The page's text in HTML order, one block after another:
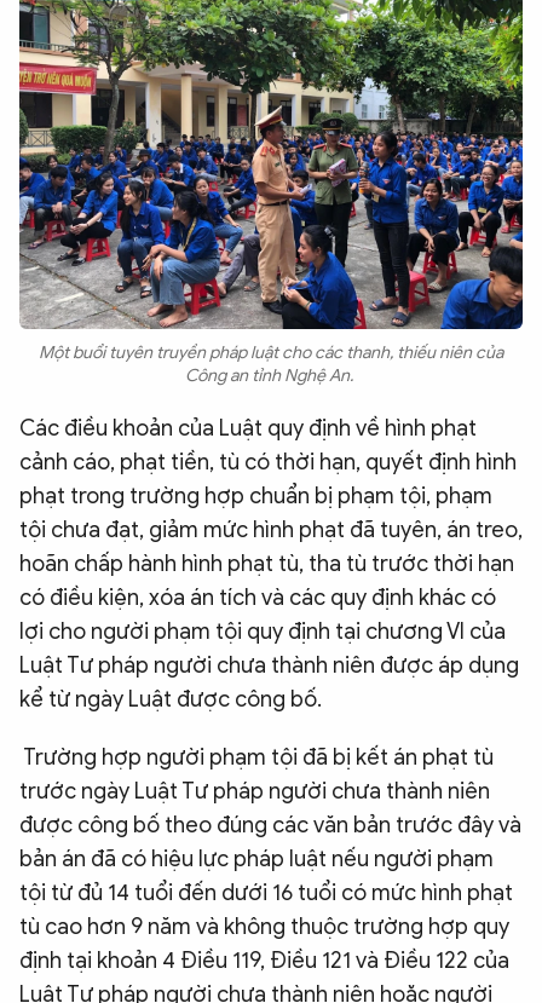
Một buổi tuyên truyền pháp luật cho các thanh, thiếu niên của
Công an tỉnh Nghệ An.
Các điều khoản của Luật quy định về hình phạt
cảnh cáo, phạt tiền, tù có thời hạn, quyết định hình
phạt trong trường hợp chuẩn bị phạm tội, phạm
tội chưa đạt, giảm mức hình phạt đã tuyên, án treo,
hoãn chấp hành hình phạt tù, tha tù trước thời hạn
có điều kiện, xóa án tích và các quy định khác có
lợi cho người phạm tội quy định tại chương VI của
Luật Tư pháp người chưa thành niên được áp dụng
kể từ ngày Luật được công bố.
Trường hợp người phạm tội đã bị kết án phạt tù
trước ngày Luật Tư pháp người chưa thành niên
được công bố theo đúng các văn bản trước đây và
bản án đã có hiệu lực pháp luật nếu người phạm
tội từ đủ 14 tuổi đến dưới 16 tuổi có mức hình phạt
tù cao hơn 9 năm và không thuộc trường hợp quy
định tại khoản 4 Điều 119, Điều 121 và Điều 122 của
Luật Tư pháp người chưa thành niên hoặc người